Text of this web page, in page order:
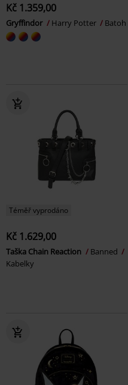
Kč 1.359,00
Gryffindor Harry Potter Batoh
Téměř vyprodáno
Kč 1.629,00
Taška Chain Reaction
Banned
Kabelky